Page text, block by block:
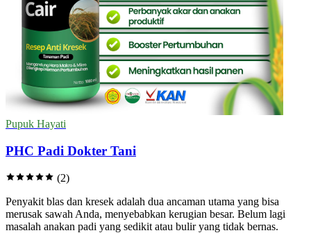
Pupuk Hayati
PHC Padi Dokter Tani
(2)
Penyakit blas dan kresek adalah dua ancaman utama yang bisa
merusak sawah Anda, menyebabkan kerugian besar. Belum lagi
masalah anakan padi yang sedikit atau bulir yang tidak bernas.